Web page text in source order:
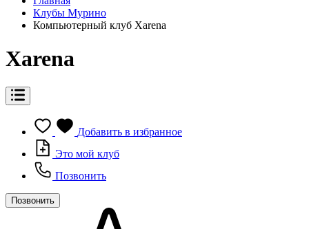
Клубы Мурино
Компьютерный клуб Xarena
Xarena
Добавить в избранное
Это мой клуб
Позвонить
Позвонить